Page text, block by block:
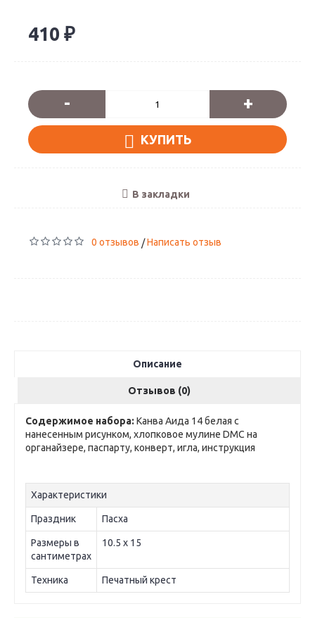
410 ₽
- +
КУПИТЬ
В закладки
0 отзывов /Написать отзыв
Описание
Отзывов (0)
Содержимое набора: Канва Аида 14 белая с
нанесенным рисунком, хлопковое мулине DMC на
органайзере, паспарту, конверт, игла, инструкция
Характеристики
Праздник Пасха
Размеры в
сантиметрах
10.5 х 15
Техника Печатный крест